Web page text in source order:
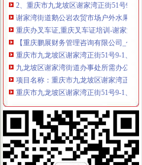
谢家湾街道鹅公岩农贸市场户外水果摊
重庆办叉车证,重庆叉车证培训-谢家湾职
【重庆鹏展财务管理咨询有限公司_代办
重庆市九龙坡区谢家湾正街51号9-1、9-
九龙坡区谢家湾街道办事处所需办公家
项目名称：重庆市九龙坡区谢家湾正街
重庆市九龙坡区谢家湾正街51号9-1、9-
九龙坡区谢家湾博帆办公设备经营部
谢家湾街道：社区居民送锦旗为民解忧
【58同城】谢家湾代办签证|谢家湾出国
【重庆九龙坡谢家湾食品加工/处理招聘|
九龙坡谢家湾民主村片区烟熏扰民-重庆
谢家湾街道举办单身联谊活动-镇街新闻-